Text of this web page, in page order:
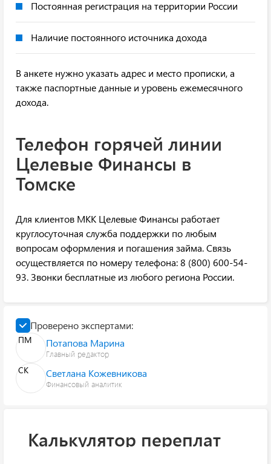
Постоянная регистрация на территории России
Наличие постоянного источника дохода
В анкете нужно указать адрес и место прописки, а
также паспортные данные и уровень ежемесячного
дохода.
Телефон горячей линии
Целевые Финансы в
Томске
Для клиентов МКК Целевые Финансы работает
круглосуточная служба поддержки по любым
вопросам оформления и погашения займа. Связь
осуществляется по номеру телефона: 8 (800) 600-54-
93. Звонки бесплатные из любого региона России.
Проверено экспертами:
ПМ Потапова Марина
Главный редактор
СК Светлана Кожевникова
Финансовый аналитик
Калькулятор переплат